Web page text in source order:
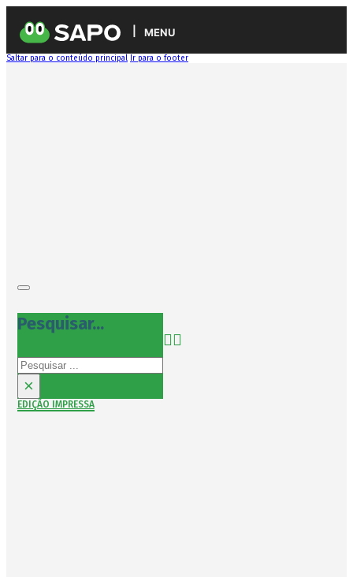
MENU
Saltar para o conteúdo principal Ir para o footer
Pesquisar...
Pesquisar
×
EDIÇÃO IMPRESSA